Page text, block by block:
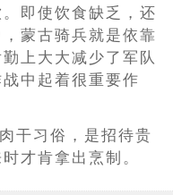
即使饮食缺乏，还
蒙古骑兵就是依靠
上大大减少了军队
中起着很重要作
干习俗，是招待贵
才肯拿出烹制。